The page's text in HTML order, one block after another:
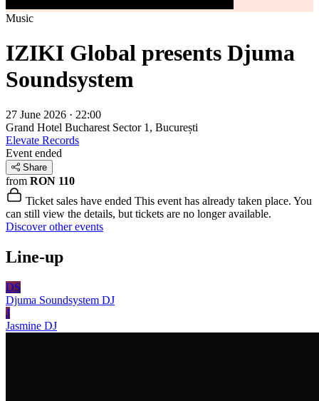
Music
IZIKI Global presents Djuma
Soundsystem
27 June 2026 · 22:00
Grand Hotel Bucharest Sector 1, București
Elevate Records
Event ended
Share
from RON 110
Ticket sales have ended This event has already taken place. You
can still view the details, but tickets are no longer available.
Discover other events
Line-up
DS
Djuma Soundsystem DJ
J
Jasmine DJ